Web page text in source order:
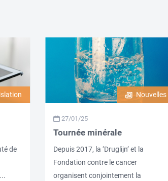
de
Nouvelles
27/01/25
Tournée minérale
Depuis 2017, la ‘Druglijn’ et la
Fondation contre le cancer
organisent conjointement la